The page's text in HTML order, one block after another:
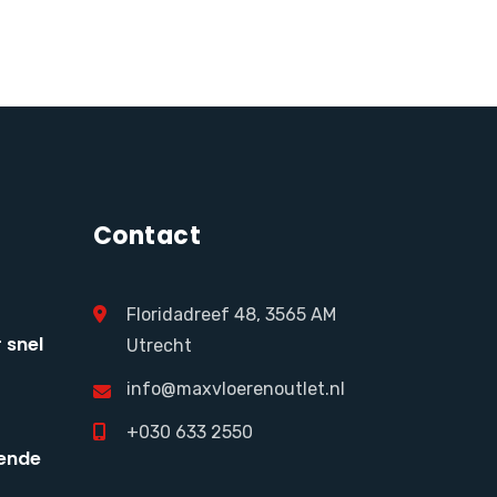
Contact
Floridadreef 48, 3565 AM
Utrecht
info@maxvloerenoutlet.nl
+030 633 2550